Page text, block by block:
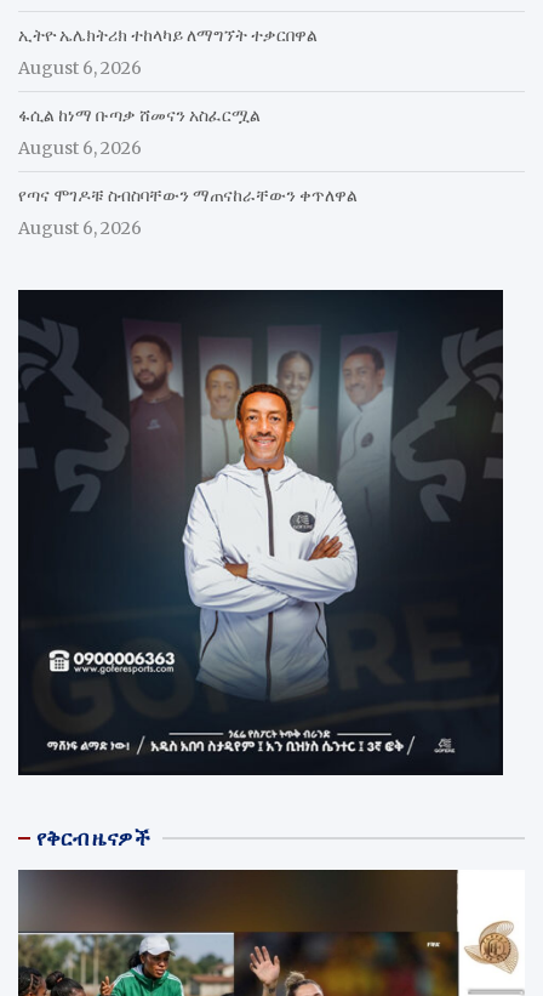
ኢትዮ ኤሌክትሪክ ተከላካይ ለማግኘት ተቃርበዋል
August 6, 2026
ፋሲል ከነማ ቡጣቃ ሸመናን አስፈርሟል
August 6, 2026
የጣና ሞገዶቹ ስብስባቸውን ማጠናከራቸውን ቀጥለዋል
August 6, 2026
የቅርብ ዜናዎች